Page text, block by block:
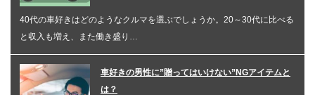
40代の車好きはどのようなクルマを選ぶでしょうか。20～30代に比べる
と収入も増え、また働き盛り…
車好きの男性に”贈ってはいけない”NGアイテムと
は？